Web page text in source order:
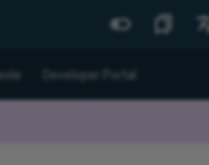
Mais Sites
Jitterbit Website
English
Developer Portal